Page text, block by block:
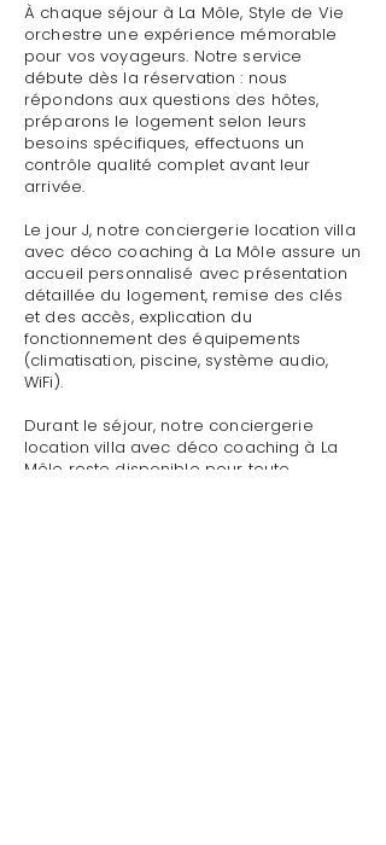
À chaque séjour à La Môle, Style de Vie
orchestre une expérience mémorable
pour vos voyageurs. Notre service
débute dès la réservation : nous
répondons aux questions des hôtes,
préparons le logement selon leurs
besoins spécifiques, effectuons un
contrôle qualité complet avant leur
arrivée.
Le jour J, notre conciergerie location villa
avec déco coaching à La Môle assure un
accueil personnalisé avec présentation
détaillée du logement, remise des clés
et des accès, explication du
fonctionnement des équipements
(climatisation, piscine, système audio,
WiFi).
Durant le séjour, notre conciergerie
location villa avec déco coaching à La
Môle reste disponible pour toute